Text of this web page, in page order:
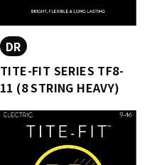
DR
TITE-FIT SERIES TF8-
11 (8 STRING HEAVY)